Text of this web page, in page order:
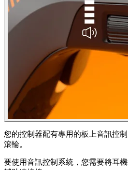
您的控制器配有專用的板上音訊控
滾輪。
要使用音訊控制系統，您需要將耳